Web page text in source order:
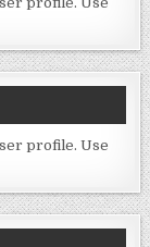
profile. Use